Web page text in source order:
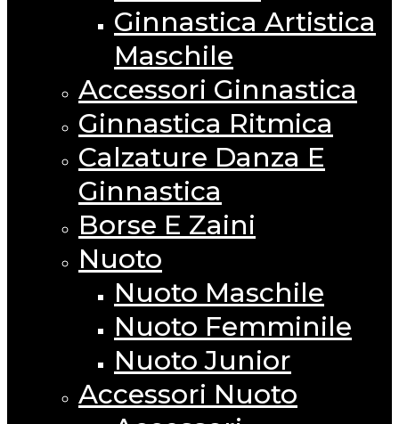
Ginnastica Artistica
Maschile
Accessori Ginnastica
Ginnastica Ritmica
Calzature Danza E
Ginnastica
Borse E Zaini
Nuoto
Nuoto Maschile
Nuoto Femminile
Nuoto Junior
Accessori Nuoto